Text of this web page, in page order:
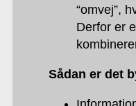
“omvej”,
Derfor er
Sådan er det